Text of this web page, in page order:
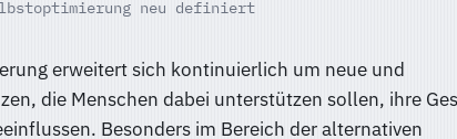
neu definiert
erweitert sich kontinuierlich um neue und
die Menschen dabei unterstützen sollen, ihre
Besonders im Bereich der alternativen